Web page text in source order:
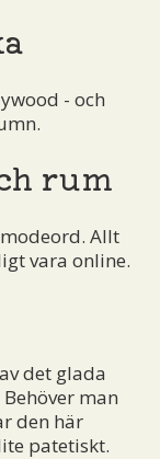
- och
rum
Allt
vara online.
det glada
man
den här
patetiskt.